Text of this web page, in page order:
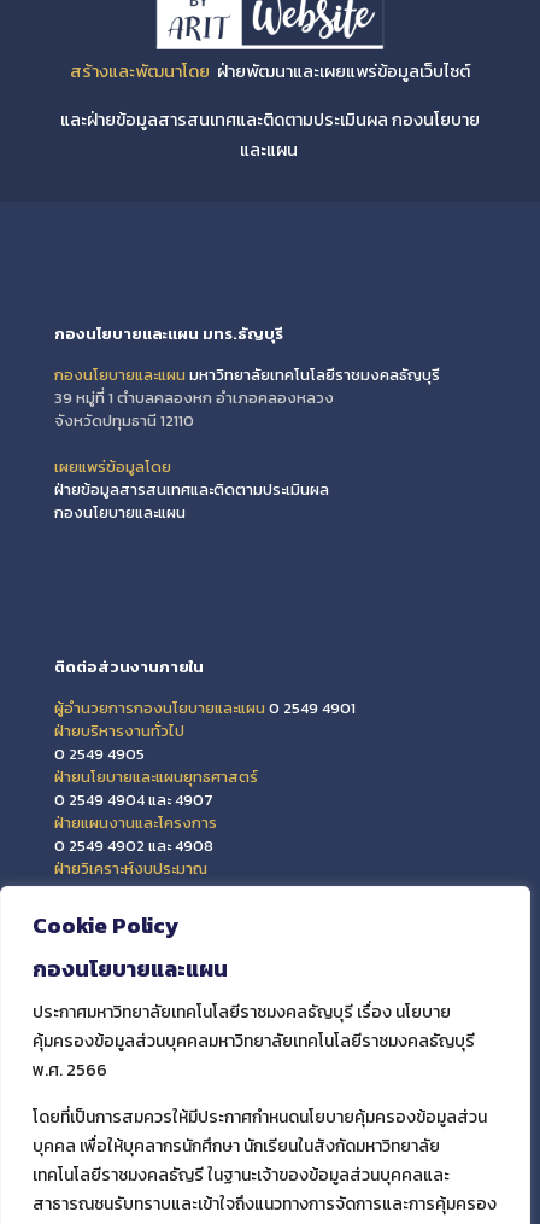
Cookie Policy
กองนโยบายและแผน
ประกาศมหาวิทยาลัยเทคโนโลยีราชมงคลธัญบุรี เรื่อง นโยบาย
คุ้มครองข้อมูลส่วนบุคคลมหาวิทยาลัยเทคโนโลยีราชมงคลธัญบุรี
พ.ศ. 2566
โดยที่เป็นการสมควรให้มีประกาศกำหนดนโยบายคุ้มครองข้อมูลส่วน
บุคคล เพื่อให้บุคลากรนักศึกษา นักเรียนในสังกัดมหาวิทยาลัย
เทคโนโลยีราชมงคลธัญรี ในฐานะเจ้าของข้อมูลส่วนบุคคลและ
สาธารณชนรับทราบและเข้าใจถึงแนวทางการจัดการและการคุ้มครอง
สร้างและพัฒนาโดย ฝ่ายพัฒนาและเผยแพร่ข้อมูลเว็บไซต์
และฝ่ายข้อมูลสารสนเทศและติดตามประเมินผล กองนโยบาย
และแผน
กองนโยบายและแผน มทร.ธัญบุรี
กองนโยบายและแผน มหาวิทยาลัยเทคโนโลยีราชมงคลธัญบุรี
39 หมู่ที่ 1 ตำบลคลองหก อำเภอคลองหลวง
จังหวัดปทุมธานี 12110
เผยแพร่ข้อมูลโดย
ฝ่ายข้อมูลสารสนเทศและติดตามประเมินผล
กองนโยบายและแผน
ติดต่อส่วนงานภายใน
ผู้อำนวยการกองนโยบายและแผน 0 2549 4901
ฝ่ายบริหารงานทั่วไป
0 2549 4905
ฝ่ายนโยบายและแผนยุทธศาสตร์
0 2549 4904 และ 4907
ฝ่ายแผนงานและโครงการ
0 2549 4902 และ 4908
ฝ่ายวิเคราะห์งบประมาณ
0 2549 4903 และ 4909
ฝ่ายข้อมูลสารสนเทศและติดตามประเมินผล
0 2549 4906